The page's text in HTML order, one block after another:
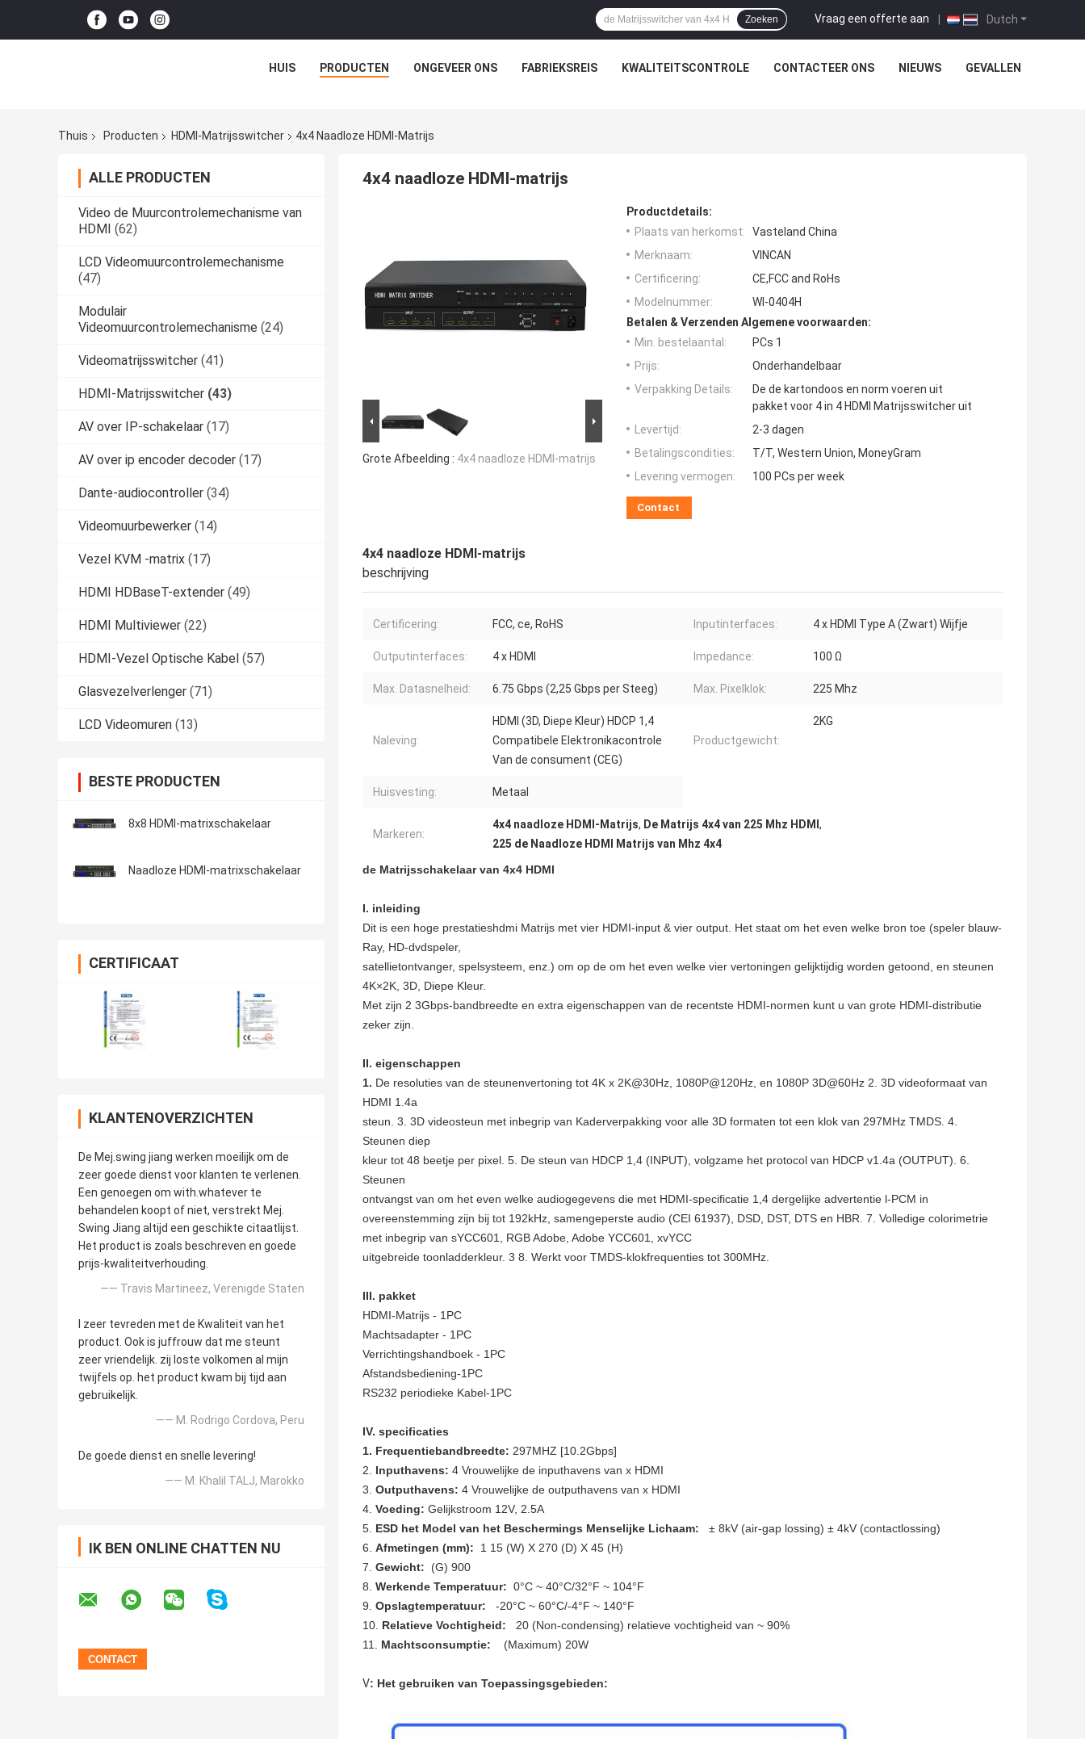
Dutch
Vraag een offerte aan |
Zoeken
HUIS PRODUCTEN ONGEVEER ONS FABRIEKSREIS KWALITEITSCONTROLE CONTACTEER ONS NIEUWS GEVALLEN
Thuis Producten HDMI-Matrijsswitcher 4x4 Naadloze HDMI-Matrijs
ALLE PRODUCTEN
Video de Muurcontrolemechanisme van
HDMI (62)
LCD Videomuurcontrolemechanisme
(47)
Modulair
Videomuurcontrolemechanisme (24)
Videomatrijsswitcher (41)
HDMI-Matrijsswitcher (43)
AV over IP-schakelaar (17)
AV over ip encoder decoder (17)
Dante-audiocontroller (34)
Videomuurbewerker (14)
Vezel KVM -matrix (17)
HDMI HDBaseT-extender (49)
HDMI Multiviewer (22)
HDMI-Vezel Optische Kabel (57)
Glasvezelverlenger (71)
LCD Videomuren (13)
BESTE PRODUCTEN
8x8 HDMI-matrixschakelaar
Naadloze HDMI-matrixschakelaar
CERTIFICAAT
KLANTENOVERZICHTEN
De Mej.swing jiang werken moeilijk om de
zeer goede dienst voor klanten te verlenen.
Een genoegen om with.whatever te
behandelen koopt of niet, verstrekt Mej.
Swing Jiang altijd een geschikte citaatlijst.
Het product is zoals beschreven en goede
prijs-kwaliteitverhouding.
—— Travis Martineez, Verenigde Staten
I zeer tevreden met de Kwaliteit van het
product. Ook is juffrouw dat me steunt
zeer vriendelijk. zij loste volkomen al mijn
twijfels op. het product kwam bij tijd aan
gebruikelijk.
—— M. Rodrigo Cordova, Peru
De goede dienst en snelle levering!
—— M. Khalil TALJ, Marokko
IK BEN ONLINE CHATTEN NU
4x4 naadloze HDMI-matrijs
Grote Afbeelding : 4x4 naadloze HDMI-matrijs
Productdetails:
Plaats van herkomst:
Vasteland China
Merknaam:
VINCAN
Certificering:
CE,FCC and RoHs
Modelnummer:
Wl-0404H
Betalen & Verzenden Algemene voorwaarden:
Min. bestelaantal:
PCs 1
Prijs:
Onderhandelbaar
Verpakking Details:
De de kartondoos en norm voeren uit
pakket voor 4 in 4 HDMI Matrijsswitcher uit
Levertijd:
2-3 dagen
Betalingscondities:
T/T, Western Union, MoneyGram
Levering vermogen:
100 PCs per week
Contact
4x4 naadloze HDMI-matrijs
beschrijving
Certificering: FCC, ce, RoHS Inputinterfaces: 4 x HDMI Type A (Zwart) Wijfje
Outputinterfaces: 4 x HDMI Impedance: 100 Ω
Max. Datasnelheid: 6.75 Gbps (2,25 Gbps per Steeg) Max. Pixelklok: 225 Mhz
Naleving:
HDMI (3D, Diepe Kleur) HDCP 1,4
Compatibele Elektronikacontrole
Van de consument (CEG)
Productgewicht:
2KG
Huisvesting: Metaal
Markeren:
4x4 naadloze HDMI-Matrijs, De Matrijs 4x4 van 225 Mhz HDMI ,
225 de Naadloze HDMI Matrijs van Mhz 4x4
de Matrijsschakelaar van 4x4 HDMI
I. inleiding
Dit is een hoge prestatieshdmi Matrijs met vier HDMI-input & vier output. Het staat om het even welke bron toe (speler blauw-
Ray, HD-dvdspeler,
satellietontvanger, spelsysteem, enz.) om op de om het even welke vier vertoningen gelijktijdig worden getoond, en steunen
4K×2K, 3D, Diepe Kleur.
Met zijn 2 3Gbps-bandbreedte en extra eigenschappen van de recentste HDMI-normen kunt u van grote HDMI-distributie
zeker zijn.
II. eigenschappen
1. De resoluties van de steunenvertoning tot 4K x 2K@30Hz, 1080P@120Hz, en 1080P 3D@60Hz 2. 3D videoformaat van
HDMI 1.4a
steun. 3. 3D videosteun met inbegrip van Kaderverpakking voor alle 3D formaten tot een klok van 297MHz TMDS. 4.
Steunen diep
kleur tot 48 beetje per pixel. 5. De steun van HDCP 1,4 (INPUT), volgzame het protocol van HDCP v1.4a (OUTPUT). 6.
Steunen
ontvangst van om het even welke audiogegevens die met HDMI-specificatie 1,4 dergelijke advertentie l-PCM in
overeenstemming zijn bij tot 192kHz, samengeperste audio (CEI 61937), DSD, DST, DTS en HBR. 7. Volledige colorimetrie
met inbegrip van sYCC601, RGB Adobe, Adobe YCC601, xvYCC
uitgebreide toonladderkleur. 3 8. Werkt voor TMDS-klokfrequenties tot 300MHz.
III. pakket
HDMI-Matrijs - 1PC
Machtsadapter - 1PC
Verrichtingshandboek - 1PC
Afstandsbediening-1PC
RS232 periodieke Kabel-1PC
IV. specificaties
1. Frequentiebandbreedte: 297MHZ [10.2Gbps]
2. Inputhavens: 4 Vrouwelijke de inputhavens van x HDMI
3. Outputhavens: 4 Vrouwelijke de outputhavens van x HDMI
4. Voeding: Gelijkstroom 12V, 2.5A
5. ESD het Model van het Beschermings Menselijke Lichaam:
± 8kV (air-gap lossing) ± 4kV (contactlossing)
6. Afmetingen (mm): 1 15 (W) X 270 (D) X 45 (H)
7. Gewicht: (G) 900
8. Werkende Temperatuur: 0°C ~ 40°C/32°F ~ 104°F
9. Opslagtemperatuur: -20°C ~ 60°C/-4°F ~ 140°F
10. Relatieve Vochtigheid: 20 (Non-condensing) relatieve vochtigheid van ~ 90%
11. Machtsconsumptie: (Maximum) 20W
Ⅴ: Het gebruiken van Toepassingsgebieden: